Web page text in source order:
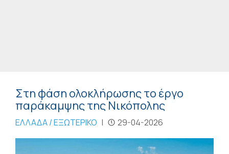
Στη φάση ολοκλήρωσης το έργο
παράκαμψης της Νικόπολης
ΕΛΛΑΔΑ / ΕΞΩΤΕΡΙΚΟ | 29-04-2026